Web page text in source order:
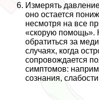
Измерять
оно остается
несмотря на все
«скорую помощь».
обратиться за
случаях, когда
сопровождается
симптомов:
сознания,